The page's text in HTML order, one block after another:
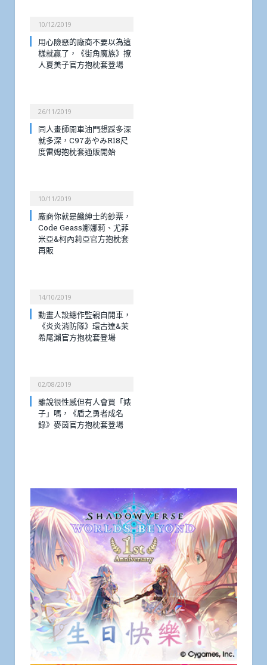
10/12/2019
用心險惡的廠商不要以為這
樣就贏了，《街角魔族》撩
人夏美子官方抱枕套登場
26/11/2019
同人畫師開車油門想踩多深
就多深，C97あやみR18尺
度雷姆抱枕套通販開始
10/11/2019
廠商你就是饞紳士的鈔票，
Code Geass娜娜莉、尤菲
米亞&柯內莉亞官方抱枕套
再販
14/10/2019
動畫人設總作監親自開車，
《炎炎消防隊》環古達&茉
希尾瀨官方抱枕套登場
02/08/2019
雖說很性感但有人會買「婊
子」嗎，《盾之勇者成名
錄》麥茵官方抱枕套登場